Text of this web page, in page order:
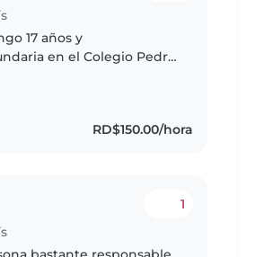
17 años y
en el Colegio Pedro
RD$150.00/hora
1